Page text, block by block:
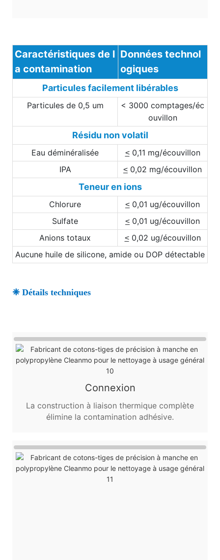
Caractéristiques de l
a contamination
Données technol
ogiques
Particules facilement libérables
Particules de 0,5 um
< 3000 comptages/éc
ouvillon
Résidu non volatil
Eau déminéralisée <0,11 mg/écouvillon
IPA
< 0,02 mg/écouvillon
Teneur en ions
Chlorure < 0,01 ug/écouvillon
Sulfate
< 0,01 ug/écouvillon
Anions totaux
<0,02 ug/écouvillon
Aucune huile de silicone, amide ou DOP détectable
❈ Détails techniques
Connexion
La construction à liaison thermique complète
élimine la contamination adhésive.